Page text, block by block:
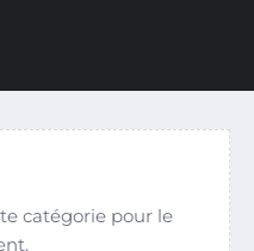
catégorie pour le